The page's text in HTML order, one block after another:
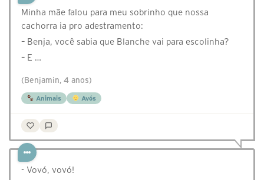
Minha mãe falou para meu sobrinho que nossa
cachorra ia pro adestramento:
– Benja, você sabia que Blanche vai para escolinha?
– E …
(Benjamin, 4 anos)
Animais Avós
- Vovó, vovó!